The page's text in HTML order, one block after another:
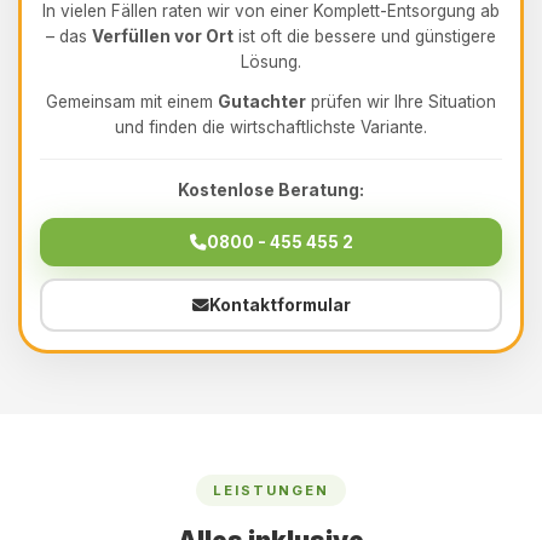
In vielen Fällen raten wir von einer Komplett-Entsorgung ab
– das Verfüllen vor Ort ist oft die bessere und günstigere
Lösung.
Gemeinsam mit einem Gutachter prüfen wir Ihre Situation
und finden die wirtschaftlichste Variante.
Kostenlose Beratung:
0800 - 455 455 2
Kontaktformular
LEISTUNGEN